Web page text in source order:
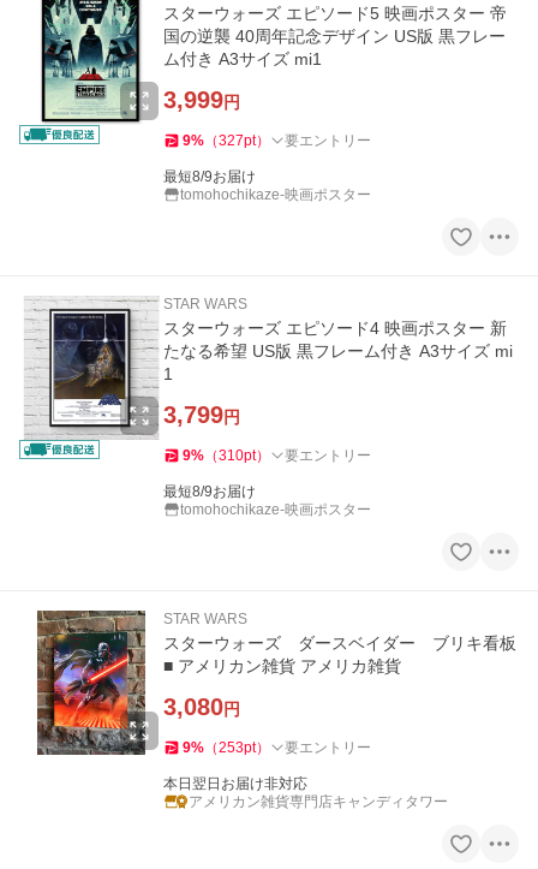
スターウォーズ エピソード5 映画ポスター 帝
国の逆襲 40周年記念デザイン US版 黒フレー
ム付き A3サイズ mi1
3,999円
9% （327pt） 要エントリー
最短8/9お届け
tomohochikaze-映画ポスター
STAR WARS
スターウォーズ エピソード4 映画ポスター 新
たなる希望 US版 黒フレーム付き A3サイズ mi
1
3,799円
9% （310pt） 要エントリー
最短8/9お届け
tomohochikaze-映画ポスター
STAR WARS
スターウォーズ ダースベイダー ブリキ看板
■ アメリカン雑貨 アメリカ雑貨
3,080円
9% （253pt） 要エントリー
本日翌日お届け非対応
アメリカン雑貨専門店キャンディタワー